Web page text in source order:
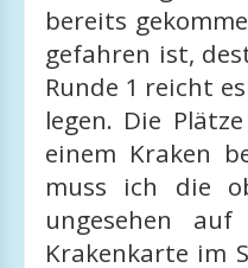
bereits
gefahren ist,
Runde 1 reicht
legen. Die
einem Kraken
muss ich die
ungesehen
Krakenkarte im